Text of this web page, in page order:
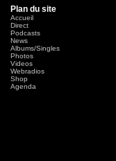
Plan du site
Accueil
Direct
Podcasts
News
Albums/Singles
Photos
Videos
Webradios
Shop
Agenda